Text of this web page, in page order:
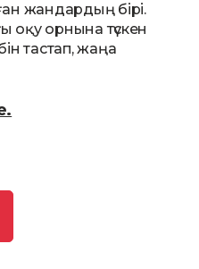
жандардың бірі.
оқу орнына түскен
тастап, жаңа